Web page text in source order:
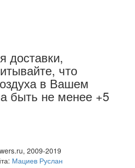
доставки,
что
в Вашем
быть не менее +5
2009-2019
Мациев Руслан